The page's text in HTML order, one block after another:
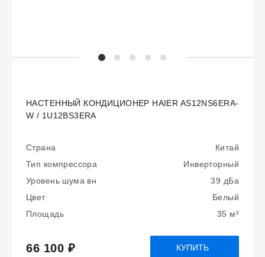
НАСТЕННЫЙ КОНДИЦИОНЕР HAIER AS12NS6ERA-
W / 1U12BS3ERA
Страна
Китай
Тип компрессора
Инверторный
Уровень шума вн
39 дБа
Цвет
Белый
Площадь
35 м²
66 100 ₽ КУПИТЬ